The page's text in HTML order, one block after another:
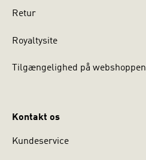
Retur
Royaltysite
Tilgængelighed på webshoppen
Kontakt os
Kundeservice